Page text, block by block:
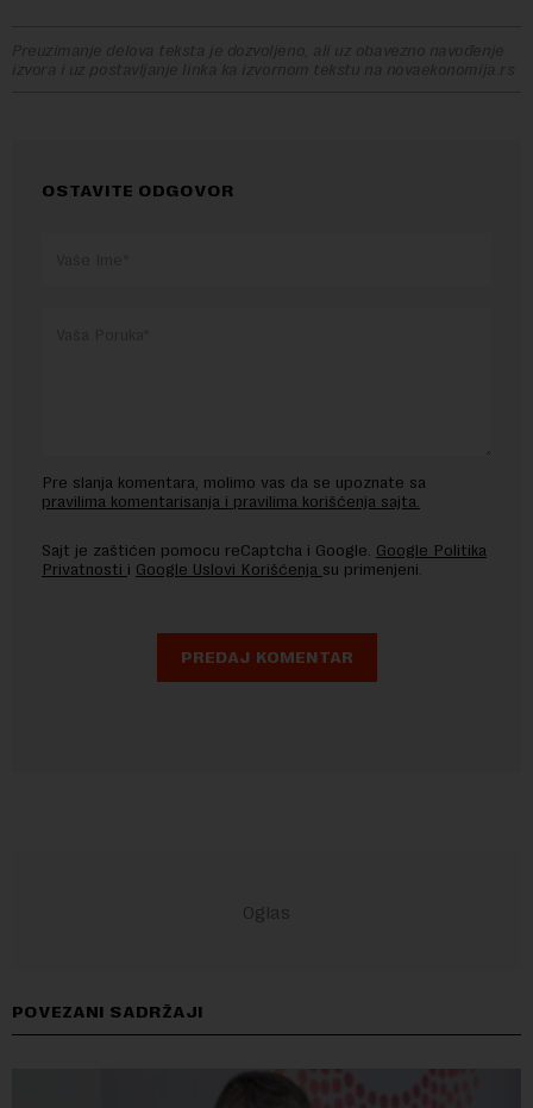
Preuzimanje delova teksta je dozvoljeno, ali uz obavezno navođenje
izvora i uz postavljanje linka ka izvornom tekstu na novaekonomija.rs
OSTAVITE ODGOVOR
Pre slanja komentara, molimo vas da se upoznate sa
pravilima komentarisanja i pravilima korišćenja sajta.
Sajt je zaštićen pomocu reCaptcha i Google. Google Politika
Privatnosti i Google Uslovi Korišćenja su primenjeni.
POVEZANI SADRŽAJI